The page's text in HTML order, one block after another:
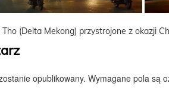
Tho (Delta Mekong) przystrojone z okazji
opublikowany. Wymagane pola są